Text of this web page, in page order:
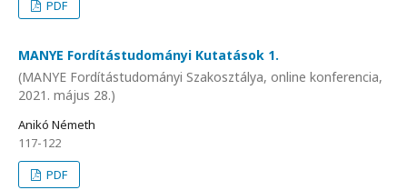
PDF
MANYE Fordítástudományi Kutatások 1.
(MANYE Fordítástudományi Szakosztálya, online konferencia,
2021. május 28.)
Anikó Németh
117-122
PDF